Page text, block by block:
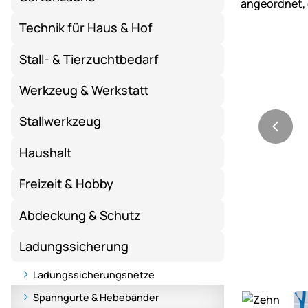
Technik für Haus & Hof
Stall- & Tierzuchtbedarf
Werkzeug & Werkstatt
Stallwerkzeug
Haushalt
Freizeit & Hobby
Abdeckung & Schutz
Ladungssicherung
Ladungssicherungsnetze
Spanngurte & Hebebänder